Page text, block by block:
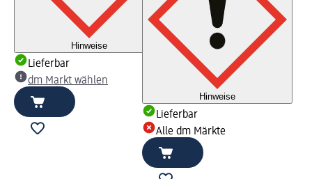
Hinweise
Lieferbar
dm Markt wählen
Hinweise
Lieferbar
Alle dm Märkte